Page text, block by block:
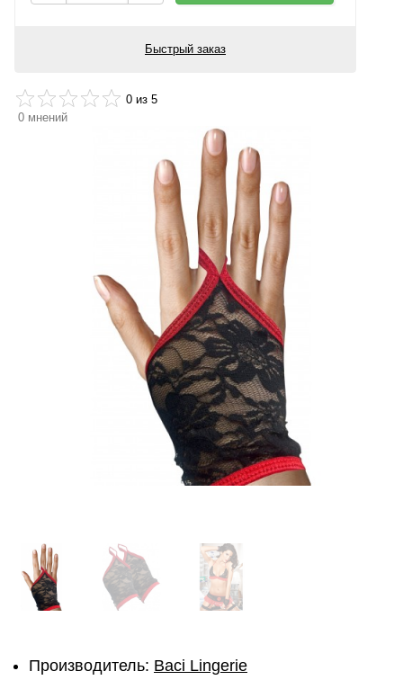
Быстрый заказ
0 из 5
0 мнений
Производитель: Baci Lingerie